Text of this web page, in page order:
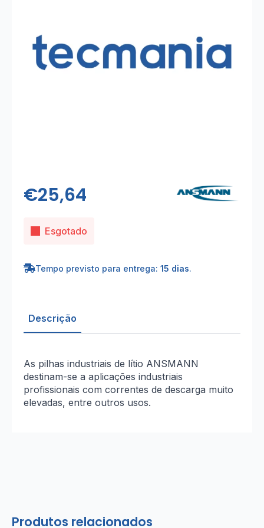
€25,64
Esgotado
Tempo previsto para entrega: 15 dias.
Descrição
As pilhas industriais de lítio ANSMANN
destinam-se a aplicações industriais
profissionais com correntes de descarga muito
elevadas, entre outros usos.
Produtos relacionados